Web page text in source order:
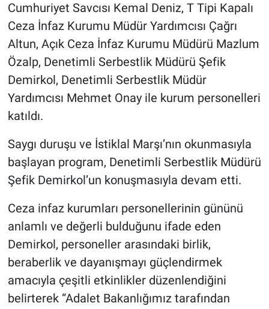
Cumhuriyet Savcısı Kemal Deniz, T Tipi Kapalı
Ceza İnfaz Kurumu Müdür Yardımcısı Çağrı
Altun, Açık Ceza İnfaz Kurumu Müdürü Mazlum
Özalp, Denetimli Serbestlik Müdürü Şefik
Demirkol, Denetimli Serbestlik Müdür
Yardımcısı Mehmet Onay ile kurum personelleri
katıldı.
Saygı duruşu ve İstiklal Marşı’nın okunmasıyla
başlayan program, Denetimli Serbestlik Müdürü
Şefik Demirkol’un konuşmasıyla devam etti.
Ceza infaz kurumları personellerinin gününü
anlamlı ve değerli bulduğunu ifade eden
Demirkol, personeller arasındaki birlik,
beraberlik ve dayanışmayı güçlendirmek
amacıyla çeşitli etkinlikler düzenlendiğini
belirterek “Adalet Bakanlığımız tarafından